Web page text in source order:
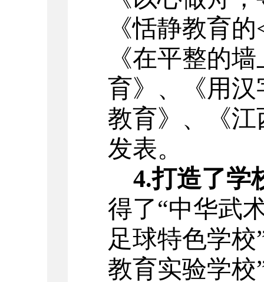
《恬静教育的
《在平整的
育》、《用
教育》、《
发表。
4.打造了学
得了“中华武
足球特色学
教育实验学校